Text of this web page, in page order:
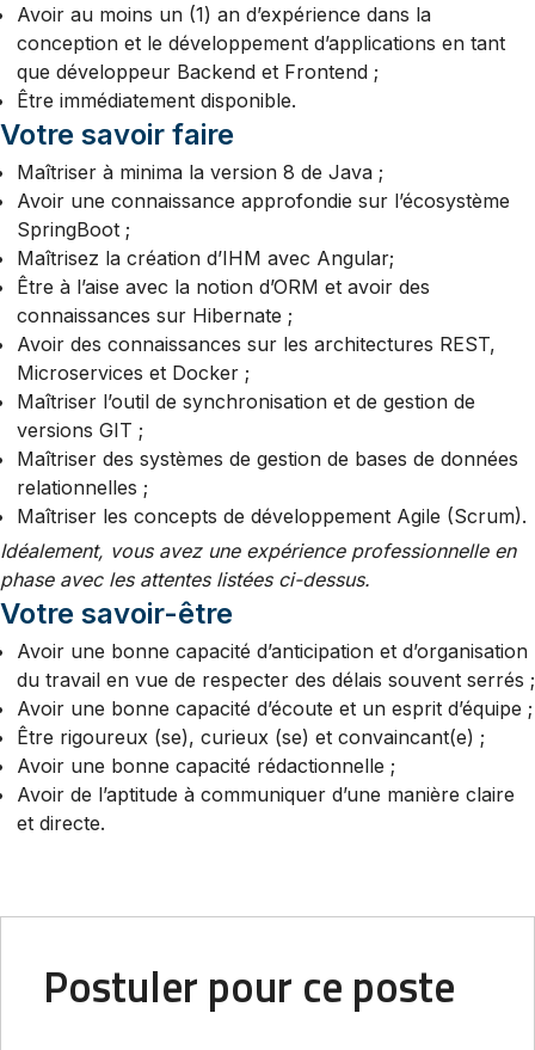
Avoir au moins un (1) an d’expérience dans la
conception et le développement d’applications en tant
que développeur Backend et Frontend ;
Être immédiatement disponible.
Votre savoir faire
Maîtriser à minima la version 8 de Java ;
Avoir une connaissance approfondie sur l’écosystème
SpringBoot ;
Maîtrisez la création d’IHM avec Angular;
Être à l’aise avec la notion d’ORM et avoir des
connaissances sur Hibernate ;
Avoir des connaissances sur les architectures REST,
Microservices et Docker ;
Maîtriser l’outil de synchronisation et de gestion de
versions GIT ;
Maîtriser des systèmes de gestion de bases de données
relationnelles ;
Maîtriser les concepts de développement Agile (Scrum).
Idéalement, vous avez une expérience professionnelle en
phase avec les attentes listées ci-dessus.
Votre savoir-être
Avoir une bonne capacité d’anticipation et d’organisation
du travail en vue de respecter des délais souvent serrés ;
Avoir une bonne capacité d’écoute et un esprit d’équipe ;
Être rigoureux (se), curieux (se) et convaincant(e) ;
Avoir une bonne capacité rédactionnelle ;
Avoir de l’aptitude à communiquer d’une manière claire
et directe.
Postuler pour ce poste